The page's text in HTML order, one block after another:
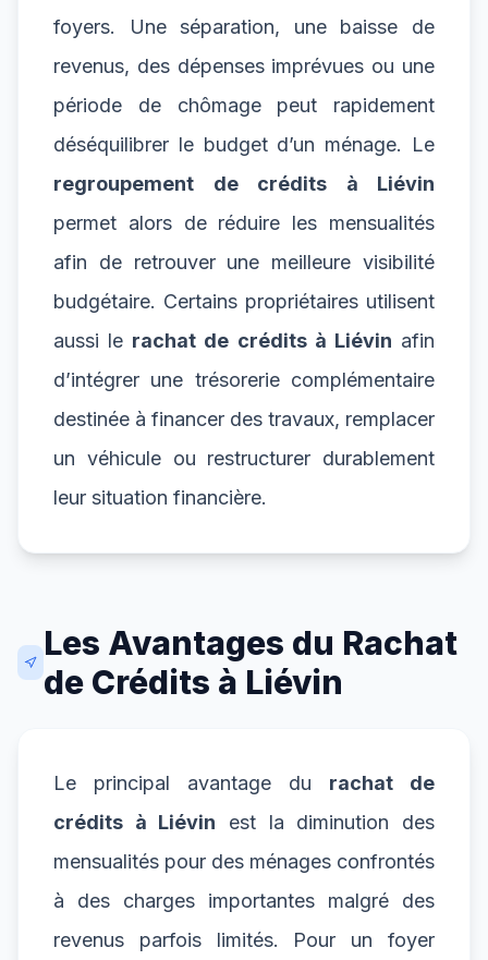
foyers. Une séparation, une baisse de
revenus, des dépenses imprévues ou une
période de chômage peut rapidement
déséquilibrer le budget d’un ménage. Le
regroupement de crédits à Liévin
permet alors de réduire les mensualités
afin de retrouver une meilleure visibilité
budgétaire. Certains propriétaires utilisent
aussi le rachat de crédits à Liévin afin
d’intégrer une trésorerie complémentaire
destinée à financer des travaux, remplacer
un véhicule ou restructurer durablement
leur situation financière.
Les Avantages du Rachat
de Crédits à Liévin
Le principal avantage du rachat de
crédits à Liévin est la diminution des
mensualités pour des ménages confrontés
à des charges importantes malgré des
revenus parfois limités. Pour un foyer